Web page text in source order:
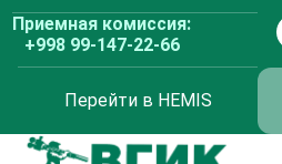
Перейти
содержимому
Приемная комиссия:
+998 99-147-22-66
Перейти в HEMIS